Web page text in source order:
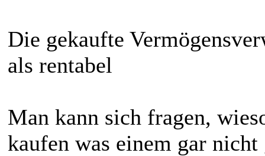
Die gekaufte
als rentabel
Man kann sich fragen,
kaufen was einem gar